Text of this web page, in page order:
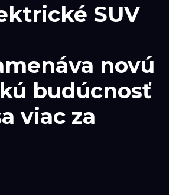
SUV
novú
budúcnosť
viac za